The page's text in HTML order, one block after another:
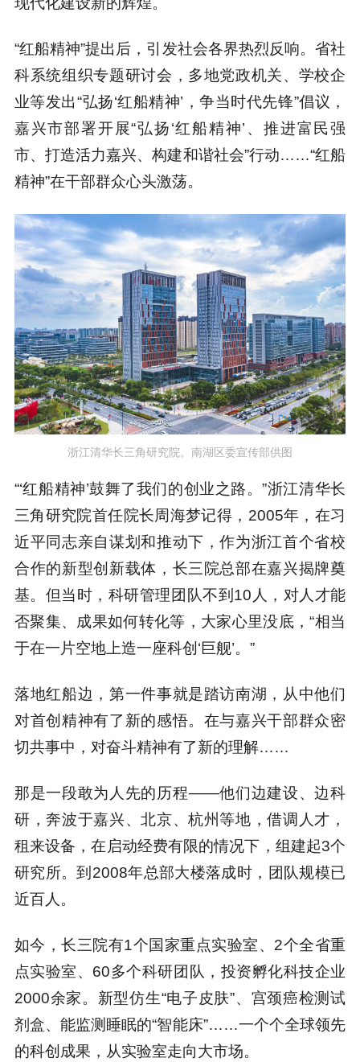
“红船精神”提出后，引发社会各界热烈反响。省社
科系统组织专题研讨会，多地党政机关、学校企
业等发出“弘扬‘红船精神’，争当时代先锋”倡议，
嘉兴市部署开展“弘扬‘红船精神’、推进富民强
市、打造活力嘉兴、构建和谐社会”行动……“红船
精神”在干部群众心头激荡。
浙江清华长三角研究院。南湖区委宣传部供图
“‘红船精神’鼓舞了我们的创业之路。”浙江清华长
三角研究院首任院长周海梦记得，2005年，在习
近平同志亲自谋划和推动下，作为浙江首个省校
合作的新型创新载体，长三院总部在嘉兴揭牌奠
基。但当时，科研管理团队不到10人，对人才能
否聚集、成果如何转化等，大家心里没底，“相当
于在一片空地上造一座科创‘巨舰’。”
落地红船边，第一件事就是踏访南湖，从中他们
对首创精神有了新的感悟。在与嘉兴干部群众密
切共事中，对奋斗精神有了新的理解……
那是一段敢为人先的历程——他们边建设、边科
研，奔波于嘉兴、北京、杭州等地，借调人才，
租来设备，在启动经费有限的情况下，组建起3个
研究所。到2008年总部大楼落成时，团队规模已
近百人。
如今，长三院有1个国家重点实验室、2个全省重
点实验室、60多个科研团队，投资孵化科技企业
2000余家。新型仿生“电子皮肤”、宫颈癌检测试
剂盒、能监测睡眠的“智能床”……一个个全球领先
的科创成果，从实验室走向大市场。